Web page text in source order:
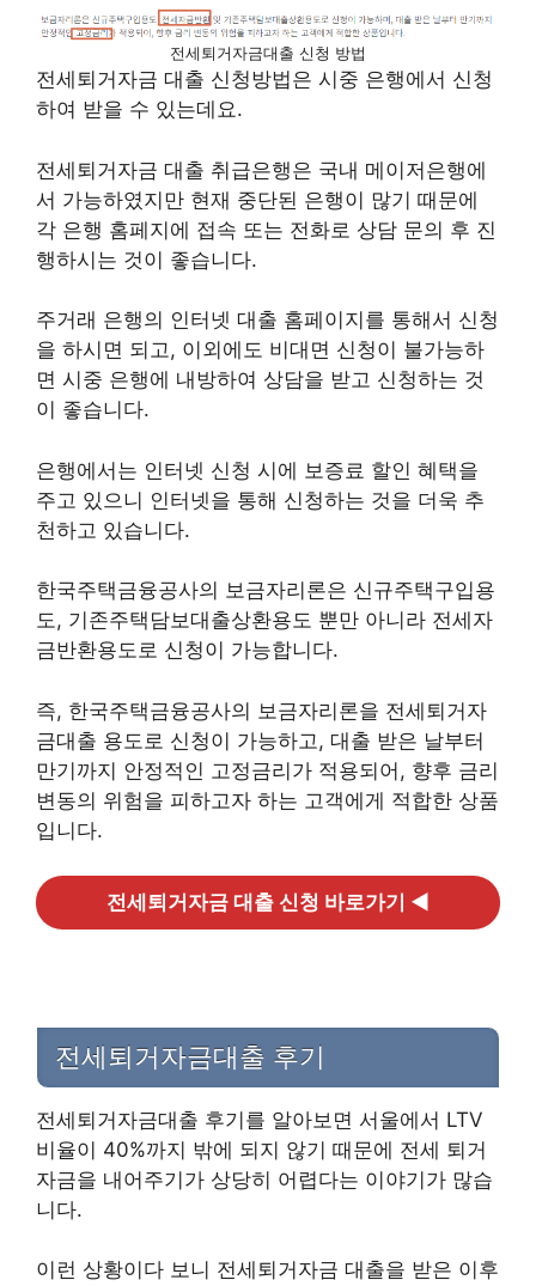
전세퇴거자금대출 신청 방법
전세퇴거자금 대출 신청방법은 시중 은행에서 신청
하여 받을 수 있는데요.
전세퇴거자금 대출 취급은행은 국내 메이저은행에
서 가능하였지만 현재 중단된 은행이 많기 때문에
각 은행 홈페지에 접속 또는 전화로 상담 문의 후 진
행하시는 것이 좋습니다.
주거래 은행의 인터넷 대출 홈페이지를 통해서 신청
을 하시면 되고, 이외에도 비대면 신청이 불가능하
면 시중 은행에 내방하여 상담을 받고 신청하는 것
이 좋습니다.
은행에서는 인터넷 신청 시에 보증료 할인 혜택을
주고 있으니 인터넷을 통해 신청하는 것을 더욱 추
천하고 있습니다.
한국주택금융공사의 보금자리론은 신규주택구입용
도, 기존주택담보대출상환용도 뿐만 아니라 전세자
금반환용도로 신청이 가능합니다.
즉, 한국주택금융공사의 보금자리론을 전세퇴거자
금대출 용도로 신청이 가능하고, 대출 받은 날부터
만기까지 안정적인 고정금리가 적용되어, 향후 금리
변동의 위험을 피하고자 하는 고객에게 적합한 상품
입니다.
전세퇴거자금 대출 신청 바로가기 ◀
전세퇴거자금대출 후기
전세퇴거자금대출 후기를 알아보면 서울에서 LTV
비율이 40%까지 밖에 되지 않기 때문에 전세 퇴거
자금을 내어주기가 상당히 어렵다는 이야기가 많습
니다.
이런 상황이다 보니 전세퇴거자금 대출을 받은 이후